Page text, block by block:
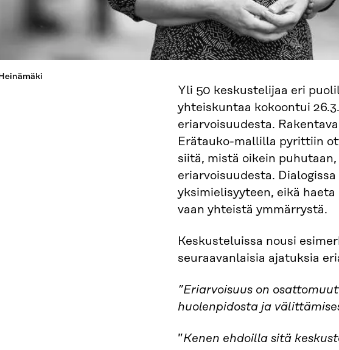
Yli 50 keskustelijaa eri
yhteiskuntaa kokoontui
eriarvoisuudesta.
Erätauko-mallilla pyrittiin
siitä, mistä oikein
eriarvoisuudesta. Dialogissa
yksimielisyyteen, eikä haeta
vaan yhteistä ymmärrystä.
Keskusteluissa nousi
seuraavanlaisia ajatuksia
”Eriarvoisuus on
huolenpidosta ja
”Kenen ehdoilla sitä